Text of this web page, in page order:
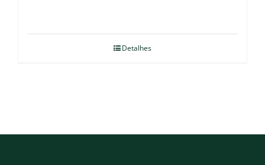
Detalhes